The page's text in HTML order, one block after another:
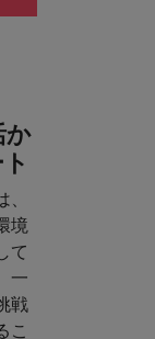
か
境
て
一
戦
こ